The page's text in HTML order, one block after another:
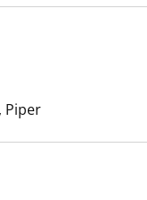
right anzeigen
Piper